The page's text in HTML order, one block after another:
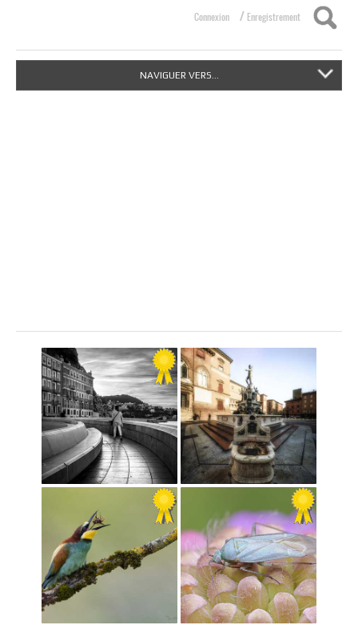
Connexion / Enregistrement
NAVIGUER VERS...